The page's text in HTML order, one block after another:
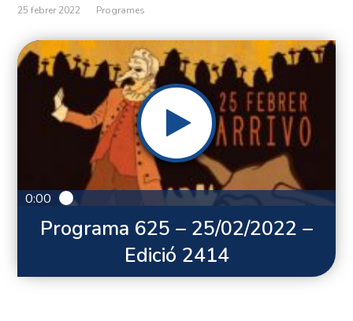
25 febrer 2022 Programes
0:00
Programa 625 – 25/02/2022 –
Edició 2414